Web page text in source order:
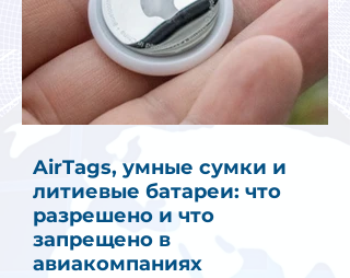
AirTags, умные сумки и
литиевые батареи: что
разрешено и что
запрещено в
авиакомпаниях